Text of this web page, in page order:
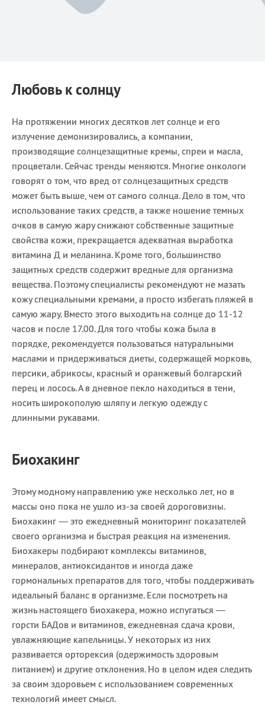
Любовь к солнцу
На протяжении многих десятков лет солнце и его
излучение демонизировались, а компании,
производящие солнцезащитные кремы, спреи и масла,
процветали. Сейчас тренды меняются. Многие онкологи
говорят о том, что вред от солнцезащитных средств
может быть выше, чем от самого солнца. Дело в том, что
использование таких средств, а также ношение темных
очков в самую жару снижают собственные защитные
свойства кожи, прекращается адекватная выработка
витамина Д и меланина. Кроме того, большинство
защитных средств содержит вредные для организма
вещества. Поэтому специалисты рекомендуют не мазать
кожу специальными кремами, а просто избегать пляжей в
самую жару. Вместо этого выходить на солнце до 11-12
часов и после 17.00. Для того чтобы кожа была в
порядке, рекомендуется пользоваться натуральными
маслами и придерживаться диеты, содержащей морковь,
персики, абрикосы, красный и оранжевый болгарский
перец и лосось. А в дневное пекло находиться в тени,
носить широкополую шляпу и легкую одежду с
длинными рукавами.
Биохакинг
Этому модному направлению уже несколько лет, но в
массы оно пока не ушло из-за своей дороговизны.
Биохакинг — это ежедневный мониторинг показателей
своего организма и быстрая реакция на изменения.
Биохакеры подбирают комплексы витаминов,
минералов, антиоксидантов и иногда даже
гормональных препаратов для того, чтобы поддерживать
идеальный баланс в организме. Если посмотреть на
жизнь настоящего биохакера, можно испугаться —
горсти БАДов и витаминов, ежедневная сдача крови,
увлажняющие капельницы. У некоторых из них
развивается орторексия (одержимость здоровым
питанием) и другие отклонения. Но в целом идея следить
за своим здоровьем с использованием современных
технологий имеет смысл.